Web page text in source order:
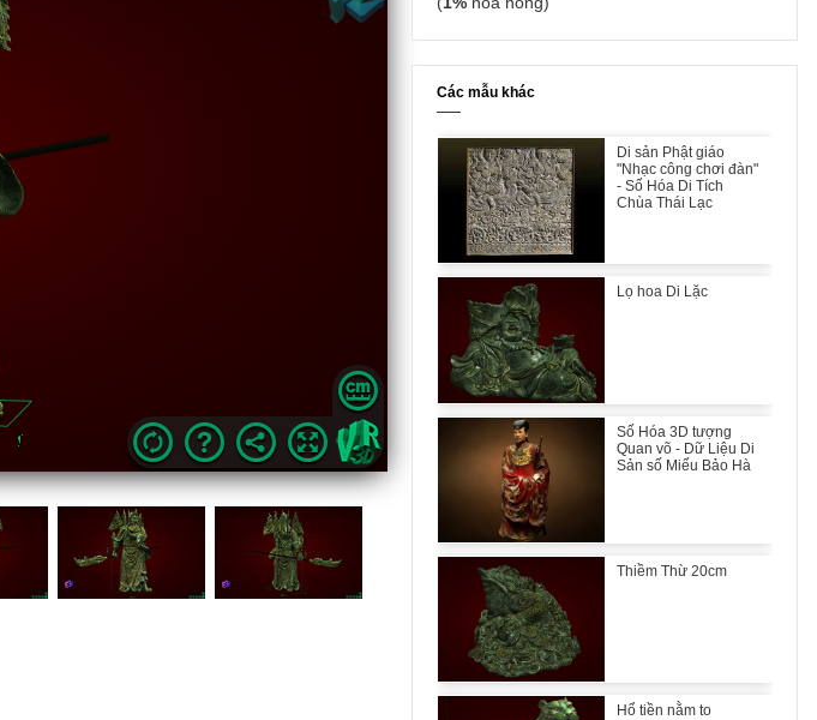
Các mẫu khác
Di sản Phật giáo
"Nhạc công chơi đàn"
- Số Hóa Di Tích
Chùa Thái Lạc
Lọ hoa Di Lặc
Số Hóa 3D tượng
Quan võ - Dữ Liệu Di
Sản số Miếu Bảo Hà
Thiềm Thừ 20cm
Hổ tiền nằm to